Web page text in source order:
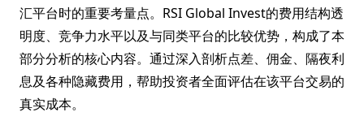
汇平台时的重要考量点。RSI Global Invest的费用结构透
明度、竞争力水平以及与同类平台的比较优势，构成了本
部分分析的核心内容。通过深入剖析点差、佣金、隔夜利
息及各种隐藏费用，帮助投资者全面评估在该平台交易的
真实成本。